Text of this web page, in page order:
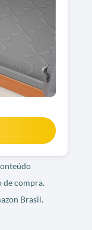
de compra.
Brasil.